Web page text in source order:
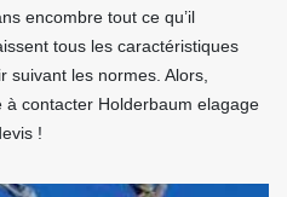
encombre tout ce qu’il
tous les caractéristiques
suivant les normes. Alors,
contacter Holderbaum elagage
!